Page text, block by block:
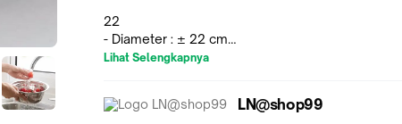
22
- Diameter : ± 22 cm
- Tinggi : ± 9 cm
24
Lihat Selengkapnya
LN@shop99